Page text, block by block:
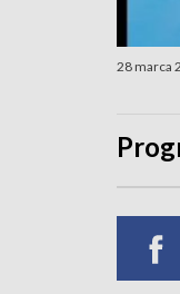
28 marca